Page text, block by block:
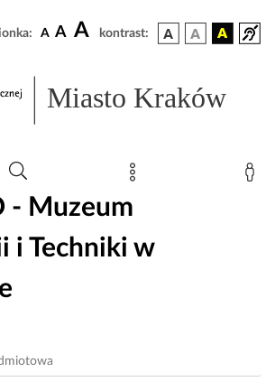
A A A kontrast:
Miasto Kraków
- Muzeum
i Techniki w